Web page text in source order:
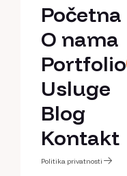
Početna
Početna
O nama
O nama
Portfolio
Portfolio
Usluge
Usluge
Blog
Blog
Kontakt
Kontakt
Politika privatnosti